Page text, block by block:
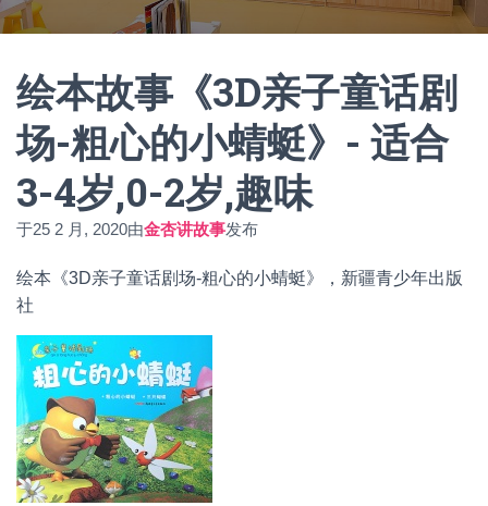
绘本故事《3D亲子童话剧
场-粗心的小蜻蜓》- 适合
3-4岁,0-2岁,趣味
于25 2 月, 2020由金杏讲故事发布
绘本《3D亲子童话剧场-粗心的小蜻蜓》，新疆青少年出版
社